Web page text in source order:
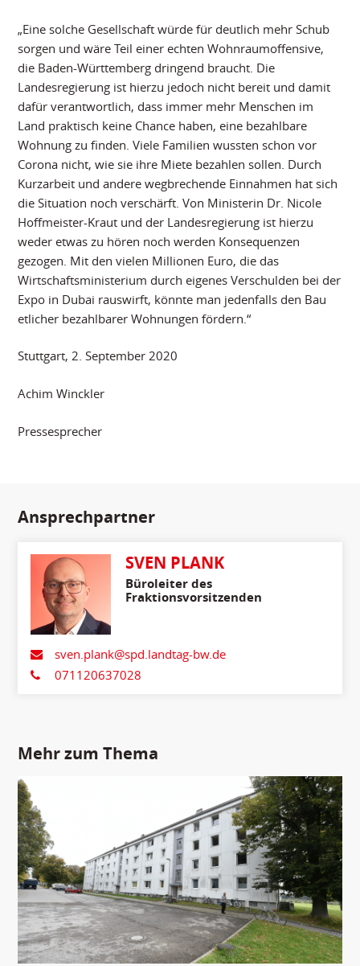
„Eine solche Gesellschaft würde für deutlich mehr Schub
sorgen und wäre Teil einer echten Wohnraumoffensive,
die Baden-Württemberg dringend braucht. Die
Landesregierung ist hierzu jedoch nicht bereit und damit
dafür verantwortlich, dass immer mehr Menschen im
Land praktisch keine Chance haben, eine bezahlbare
Wohnung zu finden. Viele Familien wussten schon vor
Corona nicht, wie sie ihre Miete bezahlen sollen. Durch
Kurzarbeit und andere wegbrechende Einnahmen hat sich
die Situation noch verschärft. Von Ministerin Dr. Nicole
Hoffmeister-Kraut und der Landesregierung ist hierzu
weder etwas zu hören noch werden Konsequenzen
gezogen. Mit den vielen Millionen Euro, die das
Wirtschaftsministerium durch eigenes Verschulden bei der
Expo in Dubai rauswirft, könnte man jedenfalls den Bau
etlicher bezahlbarer Wohnungen fördern.“
Stuttgart, 2. September 2020
Achim Winckler
Pressesprecher
Ansprechpartner
SVEN PLANK
Büroleiter des
Fraktionsvorsitzenden
sven.plank@spd.landtag-bw.de
071120637028
Mehr zum Thema